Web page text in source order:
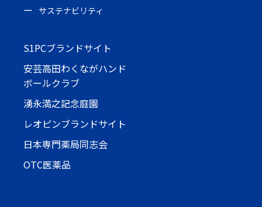
サステナビリティ
S1PCブランドサイト
安芸高田わくながハンド
ボールクラブ
湧永満之記念庭園
レオピンブランドサイト
日本専門薬局同志会
OTC医薬品